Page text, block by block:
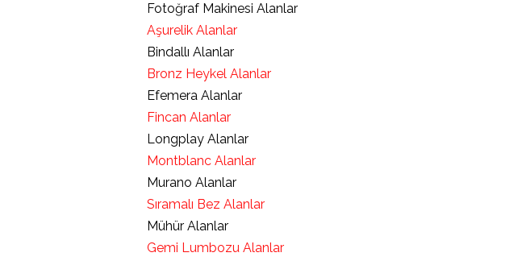
Fotoğraf Makinesi Alanlar
Aşurelik Alanlar
Bindallı Alanlar
Bronz Heykel Alanlar
Efemera Alanlar
Fincan Alanlar
Longplay Alanlar
Montblanc Alanlar
Murano Alanlar
Sıramalı Bez Alanlar
Mühür Alanlar
Gemi Lumbozu Alanlar